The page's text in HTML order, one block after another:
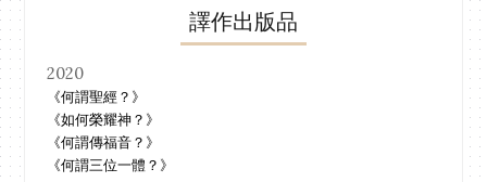
譯作出版品
2020
《何謂聖經？》
《如何榮耀神？》
《何謂傳福音？》
《何謂三位一體？》